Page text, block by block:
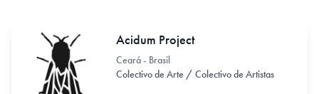
Acidum Project
Ceará - Brasil
Colectivo de Arte / Colectivo de Artistas